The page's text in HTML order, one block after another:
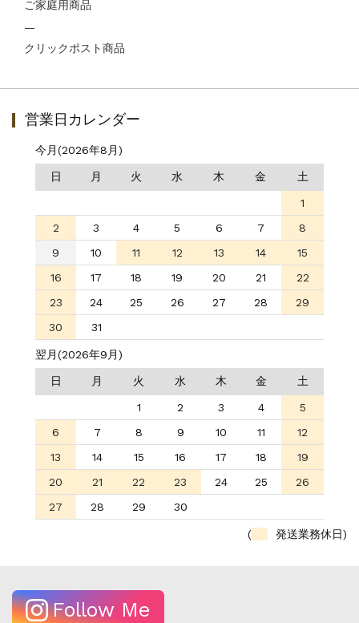
ご家庭用商品
—
クリックポスト商品
営業日カレンダー
今月(2026年8月)
日 月 火 水 木 金 土
1
2
3 4 5 6 7
8
9
10 11 12 13 14
15
16
17 18 19 20 21
22
23
24 25 26 27 28
29
30
31
翌月(2026年9月)
日 月 火 水 木 金 土
1 2 3 4
5
6
7 8 9 10 11
12
13
14 15 16 17 18
19
20
21 22 23 24 25
26
27
28 29 30
( 発送業務休日)
Follow Me